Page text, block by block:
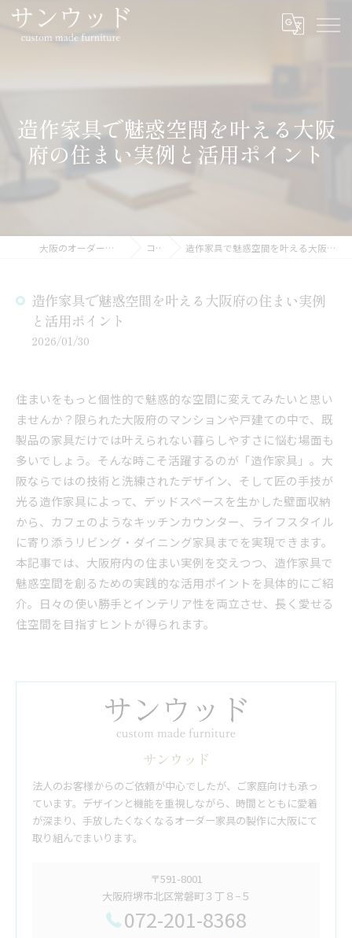
造作家具で魅惑空間を叶える大阪
府の住まい実例と活用ポイント
大阪のオーダー家具ならサンウッド コラム 造作家具で魅惑空間を叶える大阪府の住まい実例と活用ポイント
造作家具で魅惑空間を叶える大阪府の住まい実例
と活用ポイント
2026/01/30
住まいをもっと個性的で魅惑的な空間に変えてみたいと思い
ませんか？限られた大阪府のマンションや戸建ての中で、既
製品の家具だけでは叶えられない暮らしやすさに悩む場面も
多いでしょう。そんな時こそ活躍するのが「造作家具」。大
阪ならではの技術と洗練されたデザイン、そして匠の手技が
光る造作家具によって、デッドスペースを生かした壁面収納
から、カフェのようなキッチンカウンター、ライフスタイル
に寄り添うリビング・ダイニング家具までを実現できます。
本記事では、大阪府内の住まい実例を交えつつ、造作家具で
魅惑空間を創るための実践的な活用ポイントを具体的にご紹
介。日々の使い勝手とインテリア性を両立させ、長く愛せる
住空間を目指すヒントが得られます。
サンウッド
法人のお客様からのご依頼が中心でしたが、ご家庭向けも承っ
ています。デザインと機能を重視しながら、時間とともに愛着
が深まり、手放したくなくなるオーダー家具の製作に大阪にて
取り組んでまいります。
〒591-8001
大阪府堺市北区常磐町３丁８−５
072-201-8368